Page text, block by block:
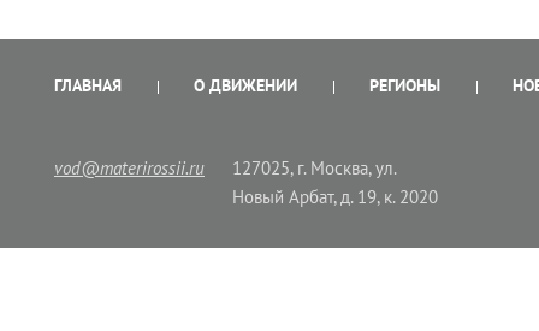
ГЛАВНАЯ О ДВИЖЕНИИ РЕГИОНЫ
vod@materirossii.ru
127025, г. Москва, ул.
Новый Арбат, д. 19, к. 2020